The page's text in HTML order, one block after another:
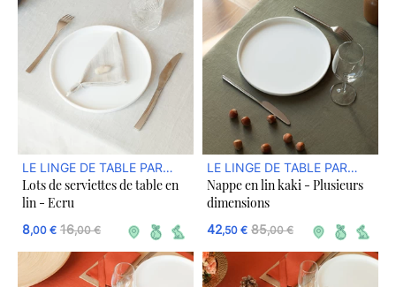
LE LINGE DE TABLE PAR
DREAM ACT
Lots de serviettes de table en
lin - Ecru
8,00 € 16,00 €
LE LINGE DE TABLE PAR
DREAM ACT
Nappe en lin kaki - Plusieurs
dimensions
42,50 € 85,00 €